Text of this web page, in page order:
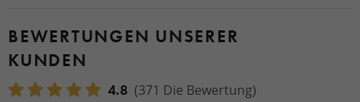
BEWERTUNGEN UNSERER
KUNDEN
4.8 (371 Die Bewertung)